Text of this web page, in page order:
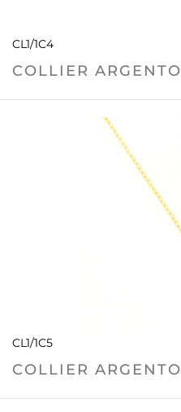
CL1/1C4
COLLIER ARGENTO
CL1/1C5
COLLIER ARGENTO